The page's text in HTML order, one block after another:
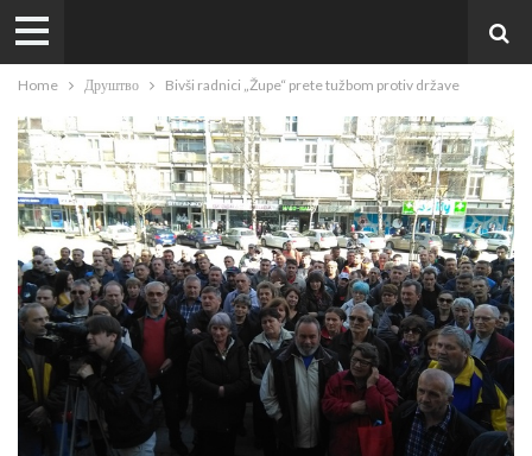
Home Друштво Bivši radnici „Župe“ prete tužbom protiv države